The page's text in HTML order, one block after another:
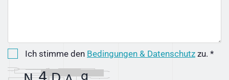
Ich stimme den Bedingungen & Datenschutz zu. *